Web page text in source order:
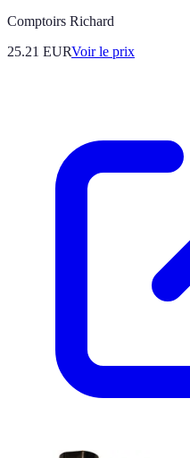
Comptoirs Richard
25.21 EURVoir le prix